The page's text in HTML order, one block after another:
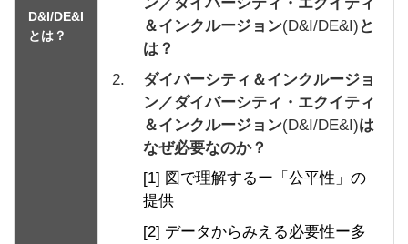
D&I/DE&I
とは？
＆インクルージョン(D&I/DE&I) と
は？
2.
ダイバーシティ＆インクルージョ
ン／ダイバーシティ・エクイティ
＆インクルージョン(D&I/DE&I)は
なぜ必要なのか？
[1] 図で理解するー「公平性」の
提供
[2] データからみえる必要性ー多